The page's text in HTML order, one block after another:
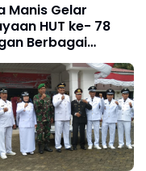
Manis Gelar
HUT ke- 78
Berbagai
Warga